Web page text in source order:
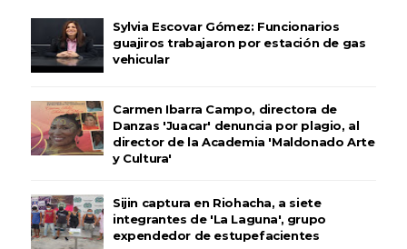
Sylvia Escovar Gómez: Funcionarios
guajiros trabajaron por estación de gas
vehicular
Carmen Ibarra Campo, directora de
Danzas 'Juacar' denuncia por plagio, al
director de la Academia 'Maldonado Arte
y Cultura'
Sijin captura en Riohacha, a siete
integrantes de 'La Laguna', grupo
expendedor de estupefacientes